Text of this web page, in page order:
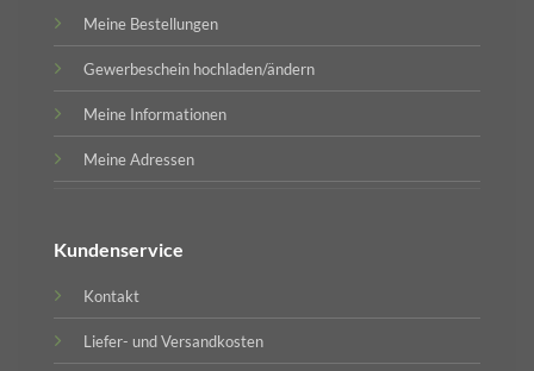
Meine Bestellungen
Gewerbeschein hochladen/ändern
Meine Informationen
Meine Adressen
Kundenservice
Kontakt
Liefer- und Versandkosten